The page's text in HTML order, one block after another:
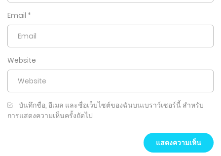
Email *
Website
บันทึกชื่อ, อีเมล และชื่อเว็บไซต์ของฉันบนเบราว์เซอร์นี้ สำหรับ
การแสดงความเห็นครั้งถัดไป